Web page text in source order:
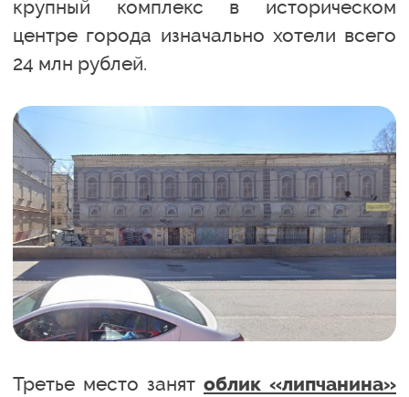
крупный комплекс в историческом
центре города изначально хотели всего
24 млн рублей.
Третье место занят облик «липчанина»